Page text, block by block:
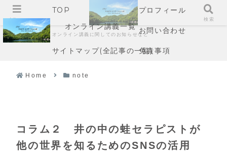
TOP
プロフィール
オンライン講義一覧
オンライン講義に関してのお知らせなどお問い合わせ
サイトマップ(全記事の一覧)免責事項
Home note
コラム２ 井の中の蛙セラピストが
他の世界を知るためのSNSの活用
メニュー 検索